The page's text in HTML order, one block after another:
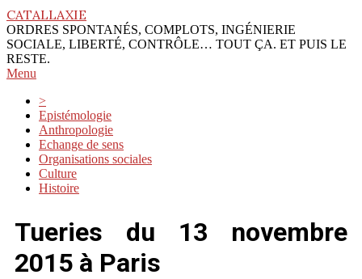
Skip
to
content
CATALLAXIE
ORDRES SPONTANÉS, COMPLOTS, INGÉNIERIE
SOCIALE, LIBERTÉ, CONTRÔLE… TOUT ÇA. ET PUIS LE
RESTE.
Primary
Menu
Menu
>
Epistémologie
Anthropologie
Echange de sens
Organisations sociales
Culture
Histoire
Tueries du 13 novembre
2015 à Paris